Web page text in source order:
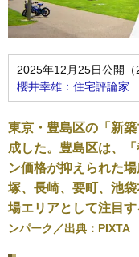
2025年12月25日公開（
櫻井幸雄：住宅評論家
東京・豊島区の「新
成した。豊島区は、
ン価格が抑えられた
塚、長崎、要町、池
場エリアとして注目す
ンパーク／出典：PIXTA